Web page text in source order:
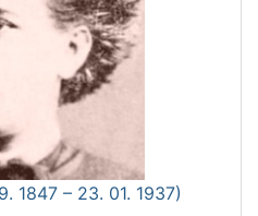
1847 – 23. 01. 1937)